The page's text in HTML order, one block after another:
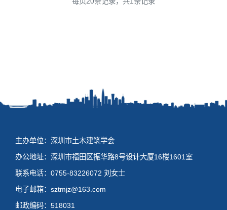
主办单位：深圳市土木建筑学会
办公地址：深圳市福田区振华路8号设计大厦16楼1601室
联系电话：0755-83226072 刘女士
电子邮箱：sztmjz@163.com
邮政编码：518031